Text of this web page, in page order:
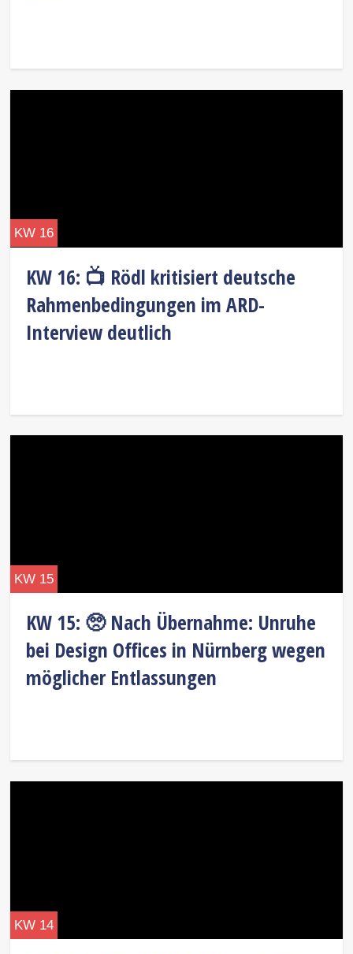
KW 16: 📺 Rödl kritisiert deutsche
Rahmenbedingungen im ARD-
Interview deutlich
KW 16
KW 15: 🥺 Nach Übernahme: Unruhe
bei Design Offices in Nürnberg wegen
möglicher Entlassungen
KW 15
KW 14